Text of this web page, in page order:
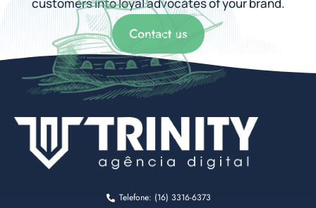
Contact us
Telefone: (16) 3316-6373